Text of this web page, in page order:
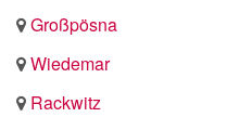
Großpösna
Wiedemar
Rackwitz